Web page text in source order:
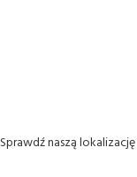
Sprawdź naszą